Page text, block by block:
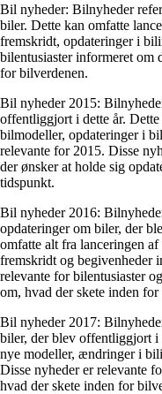
Bil nyheder: Bilnyheder
biler. Dette kan omfatte
fremskridt, opdateringer i
bilentusiaster informeret om
for bilverdenen.
Bil nyheder 2015:
offentliggjort i dette år.
bilmodeller, opdateringer i
relevante for 2015. Disse
der ønsker at holde sig
tidspunkt.
Bil nyheder 2016:
opdateringer om biler, der
omfatte alt fra lanceringen
fremskridt og begivenheder
relevante for bilentusiaster
om, hvad der skete inden
Bil nyheder 2017:
biler, der blev offentliggjort i
nye modeller, ændringer i
Disse nyheder er relevante
hvad der skete inden for